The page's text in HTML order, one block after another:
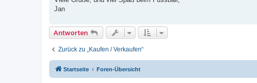
Jan
Antworten
Zurück zu „Kaufen / Verkaufen“
Startseite Foren-Übersicht